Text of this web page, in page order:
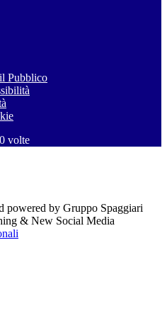
Pubblico
volte
powered by Gruppo Spaggiari
& New Social Media